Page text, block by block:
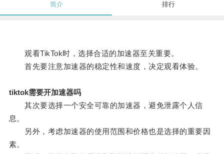
简介 排行
观看TikTok时，选择合适的加速器至关重要。
首先要注意加速器的稳定性和速度，决定观看体验。
tiktok需要开加速器吗
其次要选择一个安全可靠的加速器，避免泄露个人信
息。
另外，考虑加速器的使用范围和价格也是选择的重要因
素。